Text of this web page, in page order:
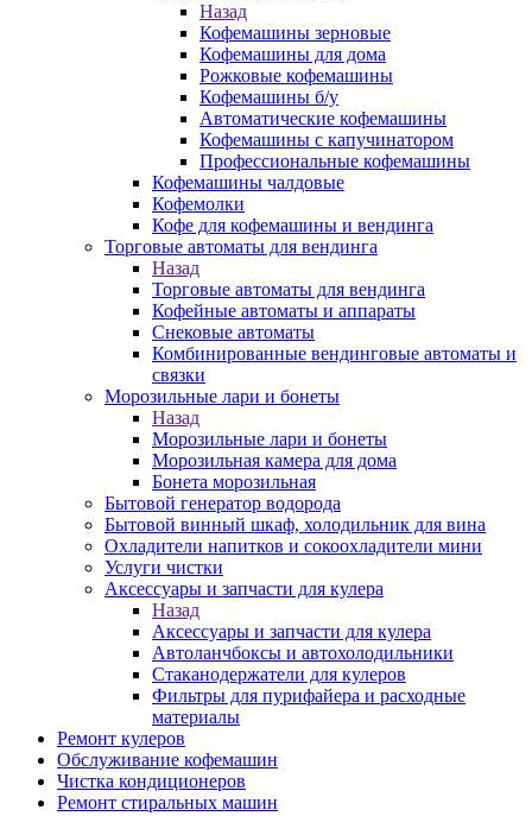
Назад
Кофемашины зерновые
Кофемашины для дома
Рожковые кофемашины
Кофемашины б/у
Автоматические кофемашины
Кофемашины с капучинатором
Профессиональные кофемашины
Кофемашины чалдовые
Кофемолки
Кофе для кофемашины и вендинга
Торговые автоматы для вендинга
Назад
Торговые автоматы для вендинга
Кофейные автоматы и аппараты
Снековые автоматы
Комбинированные вендинговые автоматы и
связки
Морозильные лари и бонеты
Назад
Морозильные лари и бонеты
Морозильная камера для дома
Бонета морозильная
Бытовой генератор водорода
Бытовой винный шкаф, холодильник для вина
Охладители напитков и сокоохладители мини
Услуги чистки
Аксессуары и запчасти для кулера
Назад
Аксессуары и запчасти для кулера
Автоланчбоксы и автохолодильники
Стаканодержатели для кулеров
Фильтры для пурифайера и расходные
материалы
Ремонт кулеров
Обслуживание кофемашин
Чистка кондиционеров
Ремонт стиральных машин